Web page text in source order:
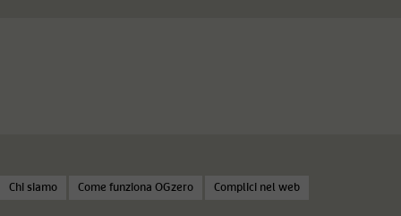
Chi siamo Come funziona OGzero Complici nel web